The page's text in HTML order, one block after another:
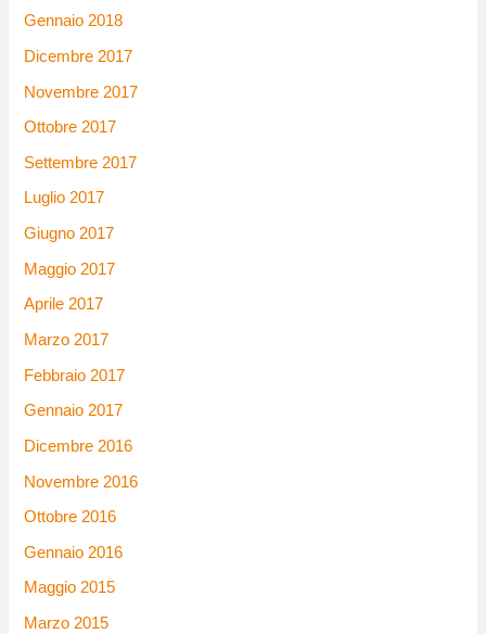
Gennaio 2018
Dicembre 2017
Novembre 2017
Ottobre 2017
Settembre 2017
Luglio 2017
Giugno 2017
Maggio 2017
Aprile 2017
Marzo 2017
Febbraio 2017
Gennaio 2017
Dicembre 2016
Novembre 2016
Ottobre 2016
Gennaio 2016
Maggio 2015
Marzo 2015